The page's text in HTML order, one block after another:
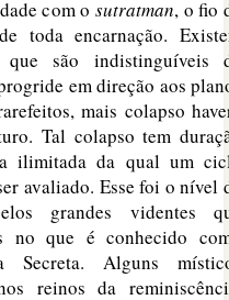
com o sutratman, o fio
toda encarnação.
são indistinguíveis
em direção aos
mais colapso
Tal colapso tem
ilimitada da qual um
avaliado. Esse foi o nível
grandes videntes
no que é conhecido
Secreta. Alguns
reinos da